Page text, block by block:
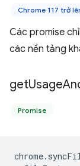
Chrome 117 trở
Các promise
các nền tảng
getUsage
Promise
chrome.